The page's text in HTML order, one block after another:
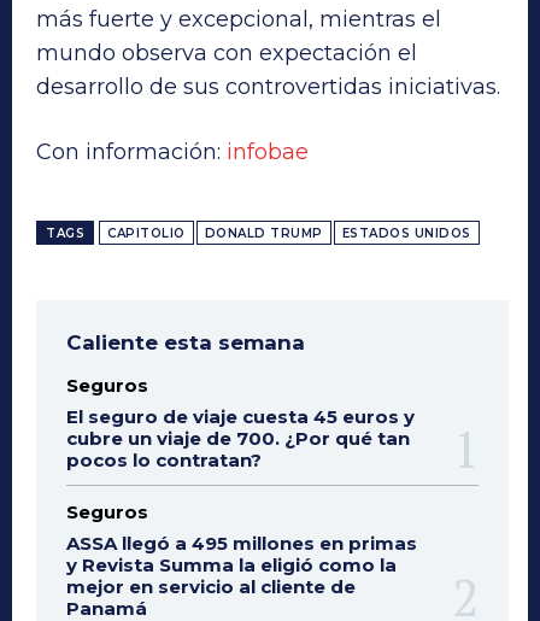
más fuerte y excepcional, mientras el
mundo observa con expectación el
desarrollo de sus controvertidas iniciativas.
Con información: infobae
TAGS CAPITOLIO DONALD TRUMP ESTADOS UNIDOS
Caliente esta semana
Seguros
El seguro de viaje cuesta 45 euros y
cubre un viaje de 700. ¿Por qué tan
pocos lo contratan?
Seguros
ASSA llegó a 495 millones en primas
y Revista Summa la eligió como la
mejor en servicio al cliente de
Panamá